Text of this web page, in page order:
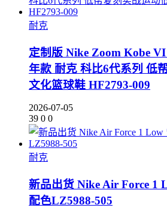
耐克
定制版 Nike Zoom Kobe
年款 耐克 科比6代系列 低
文化篮球鞋 HF2793-009
2026-07-05
39 0 0
耐克
新品出货 Nike Air Force 1
配色LZ5988-505